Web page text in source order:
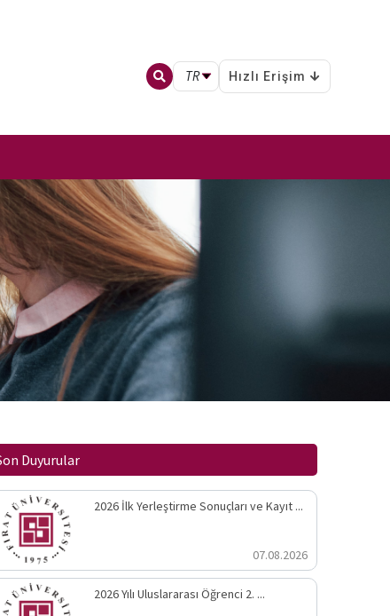
TR Hızlı Erişim
Duyurular
2026 İlk Yerleştirme Sonuçları ve Kayıt ...
07.08.2026
2026 Yılı Uluslararası Öğrenci 2. ...